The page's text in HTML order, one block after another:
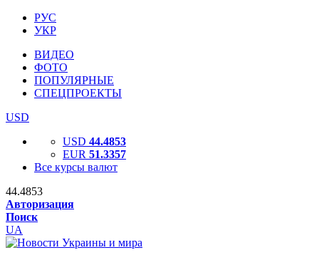
РУС
УКР
ВИДЕО
ФОТО
ПОПУЛЯРНЫЕ
СПЕЦПРОЕКТЫ
USD
USD 44.4853
EUR 51.3357
Все курсы валют
44.4853
Авторизация
Поиск
UA